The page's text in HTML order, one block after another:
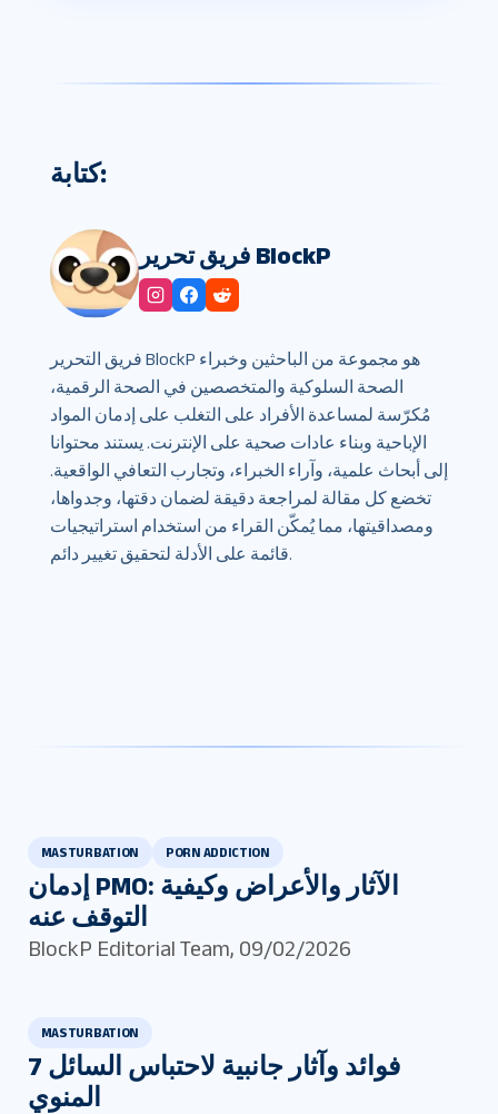
كتابة:
فريق تحرير BlockP
فريق التحرير BlockP هو مجموعة من الباحثين وخبراء
الصحة السلوكية والمتخصصين في الصحة الرقمية،
مُكرّسة لمساعدة الأفراد على التغلب على إدمان المواد
الإباحية وبناء عادات صحية على الإنترنت. يستند محتوانا
إلى أبحاث علمية، وآراء الخبراء، وتجارب التعافي الواقعية.
تخضع كل مقالة لمراجعة دقيقة لضمان دقتها، وجدواها،
ومصداقيتها، مما يُمكّن القراء من استخدام استراتيجيات
قائمة على الأدلة لتحقيق تغيير دائم.
MASTURBATION PORN ADDICTION
إدمان PMO: الآثار والأعراض وكيفية
التوقف عنه
BlockP Editorial Team, 09/02/2026
MASTURBATION
7 فوائد وآثار جانبية لاحتباس السائل
المنوي